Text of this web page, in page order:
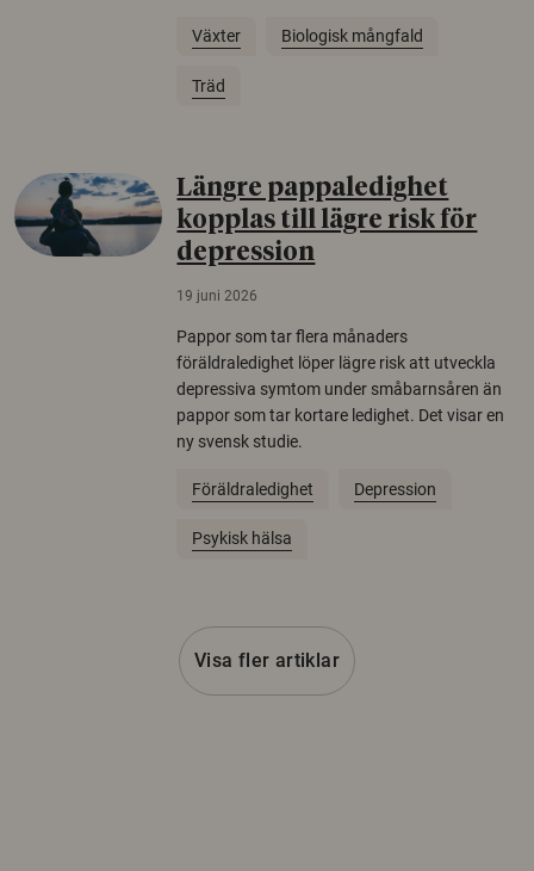
Växter Biologisk mångfald
Träd
Längre pappaledighet
kopplas till lägre risk för
depression
19 juni 2026
Pappor som tar flera månaders
föräldraledighet löper lägre risk att utveckla
depressiva symtom under småbarnsåren än
pappor som tar kortare ledighet. Det visar en
ny svensk studie.
Föräldraledighet Depression
Psykisk hälsa
Visa fler artiklar